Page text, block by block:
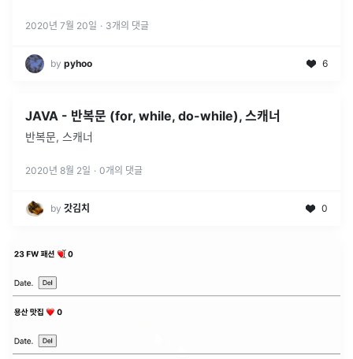
2020년 7월 20일 · 3개의 댓글
by pyhoo 6
JAVA - 반복문 (for, while, do-while), 스캐너
반복문, 스캐너
2020년 8월 2일 · 0개의 댓글
by 갓김치 0